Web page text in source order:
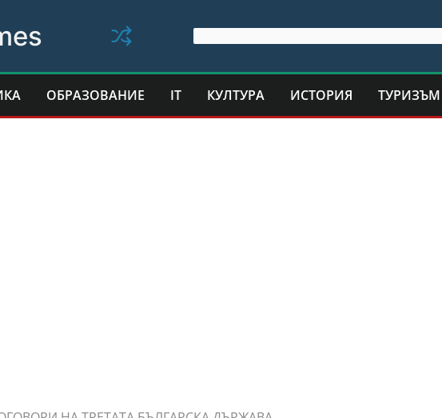
ОБРАЗОВАНИЕ IT КУЛТУРА ИСТОРИЯ ТУРИЗЪМ